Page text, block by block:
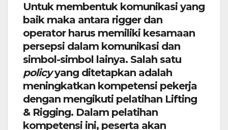
Untuk membentuk komunikasi yang
baik maka antara rigger dan
operator harus memiliki kesamaan
persepsi dalam komunikasi dan
simbol-simbol lainya. Salah satu
policyyang ditetapkan adalah
meningkatkan kompetensi pekerja
dengan mengikuti pelatihan Lifting
& Rigging. Dalam pelatihan
kompetensi ini, peserta akan